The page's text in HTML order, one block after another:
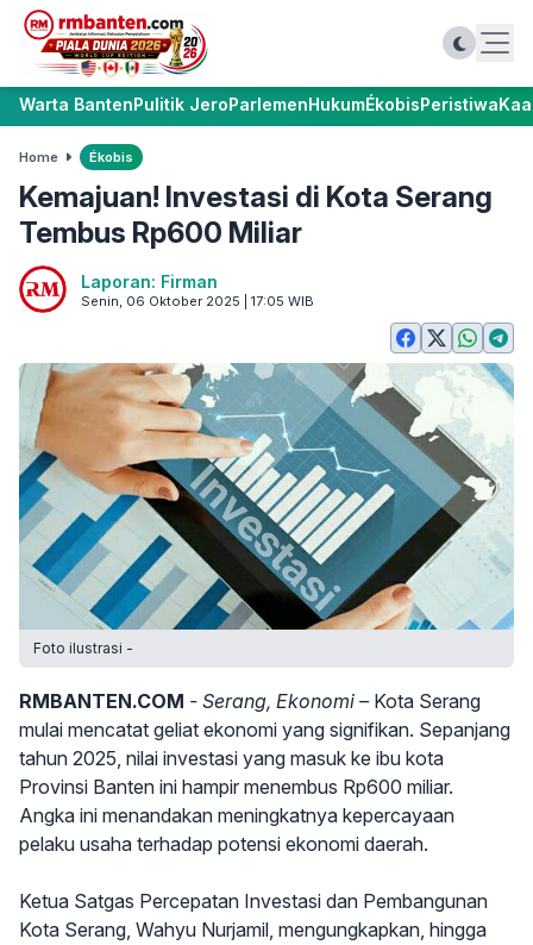
Warta BantenPulitik JeroParlemenHukumÉkobisPeristiwa
Home Ékobis
Kemajuan! Investasi di Kota Serang
Tembus Rp600 Miliar
Laporan: Firman
Senin, 06 Oktober 2025 | 17:05 WIB
Foto ilustrasi -
RMBANTEN.COM - Serang, Ekonomi – Kota Serang
mulai mencatat geliat ekonomi yang signifikan. Sepanjang
tahun 2025, nilai investasi yang masuk ke ibu kota
Provinsi Banten ini hampir menembus Rp600 miliar.
Angka ini menandakan meningkatnya kepercayaan
pelaku usaha terhadap potensi ekonomi daerah.
Ketua Satgas Percepatan Investasi dan Pembangunan
Kota Serang, Wahyu Nurjamil, mengungkapkan, hingga